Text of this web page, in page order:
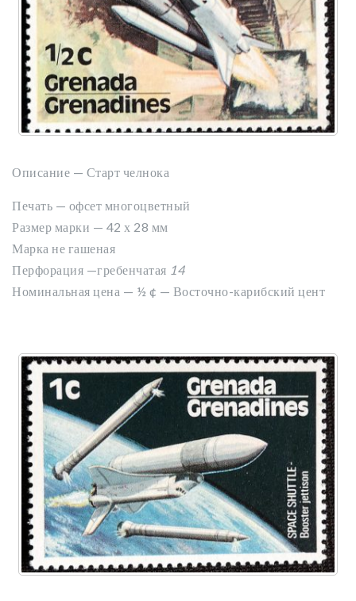
Описание — Старт челнока
Печать — офсет многоцветный
Размер марки — 42 х 28 мм
Марка не гашеная
Перфорация —гребенчатая 14
Номинальная цена — ½ ¢ — Восточно-карибский цент